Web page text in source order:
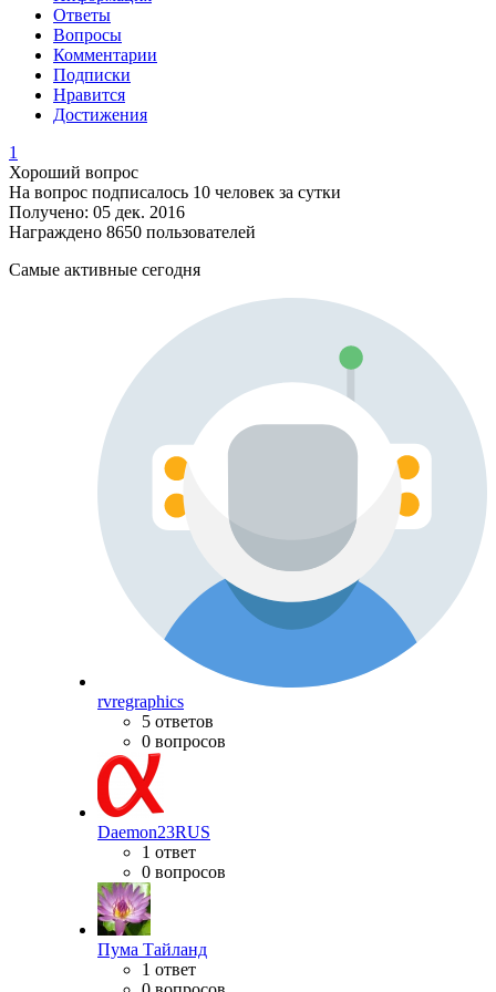
Ответы
Вопросы
Комментарии
Подписки
Нравится
Достижения
1
Хороший вопрос
На вопрос подписалось 10 человек за сутки
Получено: 05 дек. 2016
Награждено 8650 пользователей
Самые активные сегодня
rvregraphics
5 ответов
0 вопросов
Daemon23RUS
1 ответ
0 вопросов
Пума Тайланд
1 ответ